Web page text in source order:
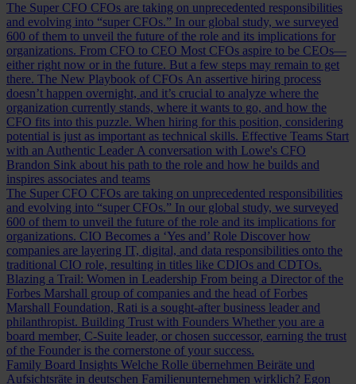
The Super CFO CFOs are taking on unprecedented responsibilities
and evolving into “super CFOs.” In our global study, we surveyed
600 of them to unveil the future of the role and its implications for
organizations. From CFO to CEO Most CFOs aspire to be CEOs—
either right now or in the future. But a few steps may remain to get
there. The New Playbook of CFOs An assertive hiring process
doesn’t happen overnight, and it’s crucial to analyze where the
organization currently stands, where it wants to go, and how the
CFO fits into this puzzle. When hiring for this position, considering
potential is just as important as technical skills. Effective Teams Start
with an Authentic Leader A conversation with Lowe's CFO
Brandon Sink about his path to the role and how he builds and
inspires associates and teams
The Super CFO CFOs are taking on unprecedented responsibilities
and evolving into “super CFOs.” In our global study, we surveyed
600 of them to unveil the future of the role and its implications for
organizations. CIO Becomes a ‘Yes and’ Role Discover how
companies are layering IT, digital, and data responsibilities onto the
traditional CIO role, resulting in titles like CDIOs and CDTOs.
Blazing a Trail: Women in Leadership From being a Director of the
Forbes Marshall group of companies and the head of Forbes
Marshall Foundation, Rati is a sought-after business leader and
philanthropist. Building Trust with Founders Whether you are a
board member, C-Suite leader, or chosen successor, earning the trust
of the Founder is the cornerstone of your success.
Family Board Insights Welche Rolle übernehmen Beiräte und
Aufsichtsräte in deutschen Familienunternehmen wirklich? Egon